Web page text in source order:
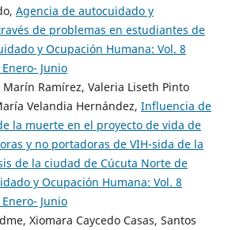
Agencia de autocuidado y
de problemas en estudiantes de
y Ocupación Humana: Vol. 8
Junio
Marín Ramírez, Valeria Liseth Pinto
Velandia Hernández, Influencia de
la muerte en el proyecto de vida de
y no portadoras de VIH-sida de la
de la ciudad de Cúcuta Norte de
y Ocupación Humana: Vol. 8
Junio
Xiomara Caycedo Casas, Santos